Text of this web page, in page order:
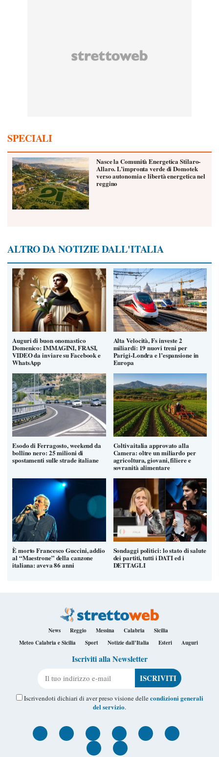
SPECIALI
Nasce la Comunità Energetica Stilaro-
Allaro. L’impronta verde di Domotek
verso autonomia e libertà energetica nel
reggino
ALTRO DA NOTIZIE DALL'ITALIA
Auguri di buon onomastico
Domenico: IMMAGINI, FRASI,
VIDEO da inviare su Facebook e
WhatsApp
Alta Velocità, Fs investe 2
miliardi: 19 nuovi treni per
Parigi-Londra e l’espansione in
Europa
Esodo di Ferragosto, weekend da
bollino nero: 25 milioni di
spostamenti sulle strade italiane
Coltivaitalia approvato alla
Camera: oltre un miliardo per
agricoltura, giovani, filiere e
sovranità alimentare
È morto Francesco Guccini, addio
al “Maestrone” della canzone
italiana: aveva 86 anni
Sondaggi politici: lo stato di salute
dei partiti, tutti i DATI ed i
DETTAGLI
News Reggio Messina Calabria
Sicilia
Meteo Calabria e Sicilia
Sport Notizie dall’Italia Esteri Auguri
Iscriviti alla Newsletter
Iscrivendoti dichiari di aver preso visione dellecondizioni generali
del servizio.